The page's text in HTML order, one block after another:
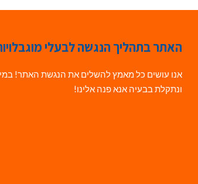
האתר בתהליך הנגשה לבעלי
אנו עושים כל מאמץ להשלים את הנגשת האתר!
ונתקלת בבעיה אנא פנה אלינו!